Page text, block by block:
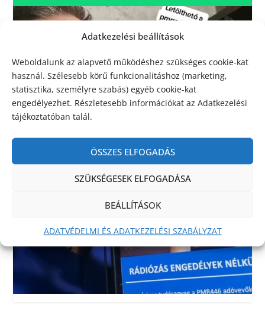
Adatkezelési beállítások
Weboldalunk az alapvető működéshez szükséges cookie-kat
használ. Szélesebb körű funkcionalitáshoz (marketing,
statisztika, személyre szabás) egyéb cookie-kat
engedélyezhet. Részletesebb információkat az Adatkezelési
tájékoztatóban talál.
ÖSSZES ELFOGADÁS
SZÜKSÉGESEK ELFOGADÁSA
BEÁLLÍTÁSOK
ADATVÉDELMI ÉS ADATKEZELÉSI SZABÁLYZAT